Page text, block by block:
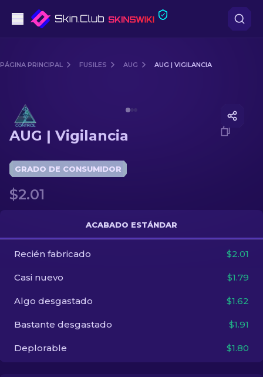
Fusiles de Francotirador
Cuchillos
Guantes
Otro
PÁGINA PRINCIPAL FUSILES AUG AUG | VIGILANCIA
AUG | Vigilancia
GRADO DE CONSUMIDOR
$2.01
ACABADO ESTÁNDAR
Recién fabricado $2.01
Casi nuevo $1.79
Algo desgastado $1.62
Bastante desgastado $1.91
Deplorable $1.80